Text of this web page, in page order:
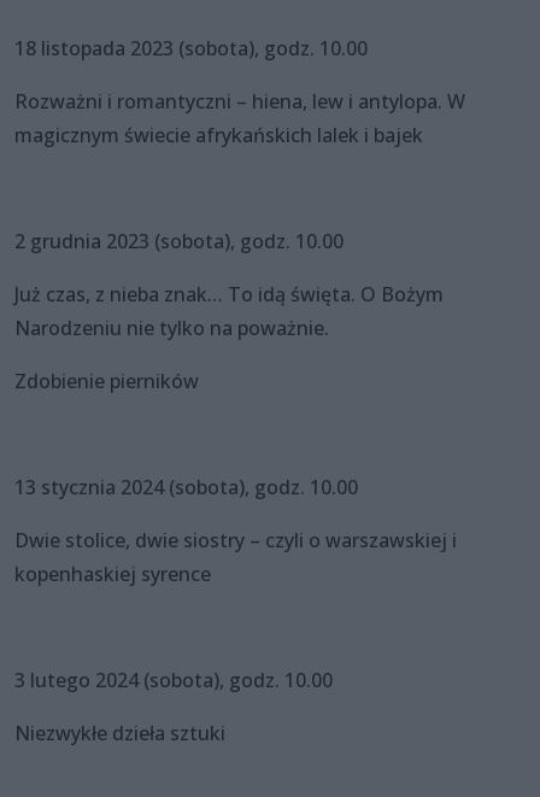
18 listopada 2023 (sobota), godz. 10.00
Rozważni i romantyczni – hiena, lew i antylopa. W
magicznym świecie afrykańskich lalek i bajek
2 grudnia 2023 (sobota), godz. 10.00
Już czas, z nieba znak… To idą święta. O Bożym
Narodzeniu nie tylko na poważnie.
Zdobienie pierników
13 stycznia 2024 (sobota), godz. 10.00
Dwie stolice, dwie siostry – czyli o warszawskiej i
kopenhaskiej syrence
3 lutego 2024 (sobota), godz. 10.00
Niezwykłe dzieła sztuki